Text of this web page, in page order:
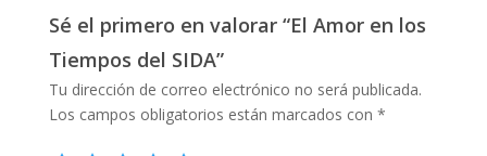
Sé el primero en valorar “El Amor en los
Tiempos del SIDA”
Tu dirección de correo electrónico no será publicada.
Los campos obligatorios están marcados con *